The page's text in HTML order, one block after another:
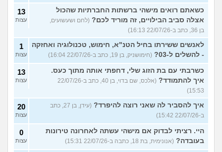
כשאתם רואים מישהי ברשתות החברתיות שהכול
אצלה סביב הבילויים, זה מוריד לכם? (לחם ושעשועים,
בן 36, כתב ב-22/07/26 16:13)
13
עצות
לאנשים ששירתו בחיל הטנ"א, חימוש, טכנולוגיה ואחזקה
- להשלים ל-03?
(חימושניק, בן 19, כתב ב-22/07/26 16:04)
1
עצות
כשרבתי עם בת הזוג שלי, דחפתי אותה מתוך כעס.
איך להתמודד?
(אלכס, שם בדוי, בן 40, כתב ב-22/07/26
15:53)
13
עצות
איך להסביר לה שאני רוצה להיפרד?
(עידן, בן 27, כתב
ב-22/07/26 15:42)
20
עצות
היי. רציתי לבדוק אם מישהי עשתה לאחרונה טירונות
בעובדה? (אנונימית, בת 18, כתבה ב-22/07/26 15:31)
0
עצות